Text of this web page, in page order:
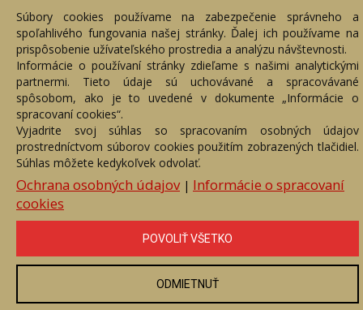
Akékoľvek používanie obrazových a textových súčastí tejto stránky je
podmienené výslovným súhlasom jej vlastníka. Všetky práva sú
vyhradené.
Súbory cookies používame na zabezpečenie správneho a
spoľahlivého fungovania našej stránky. Ďalej ich používame na
prispôsobenie užívateľského prostredia a analýzu návštevnosti.
Informácie o používaní stránky zdieľame s našimi analytickými
partnermi. Tieto údaje sú uchovávané a spracovávané
spôsobom, ako je to uvedené v dokumente „Informácie o
spracovaní cookies“.
Vyjadrite svoj súhlas so spracovaním osobných údajov
prostredníctvom súborov cookies použitím zobrazených tlačidiel.
Súhlas môžete kedykoľvek odvolať.
Ochrana osobných údajov| Informácie o spracovaní
cookies
POVOLIŤ VŠETKO
ODMIETNUŤ